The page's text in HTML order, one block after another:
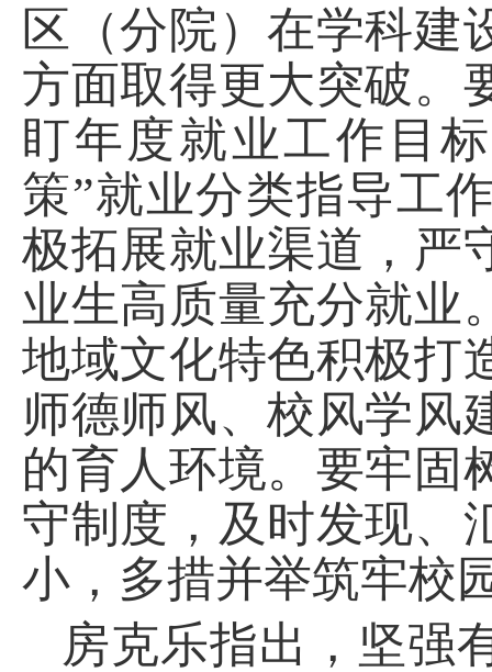
区（分院）在学科建
方面取得更大突破。
盯年度就业工作目
策”就业分类指导工
极拓展就业渠道，严
业生高质量充分就业
地域文化特色积极打
师德师风、校风学风
的育人环境。要牢固
守制度，及时发现、
小，多措并举筑牢校
房克乐指出，坚强